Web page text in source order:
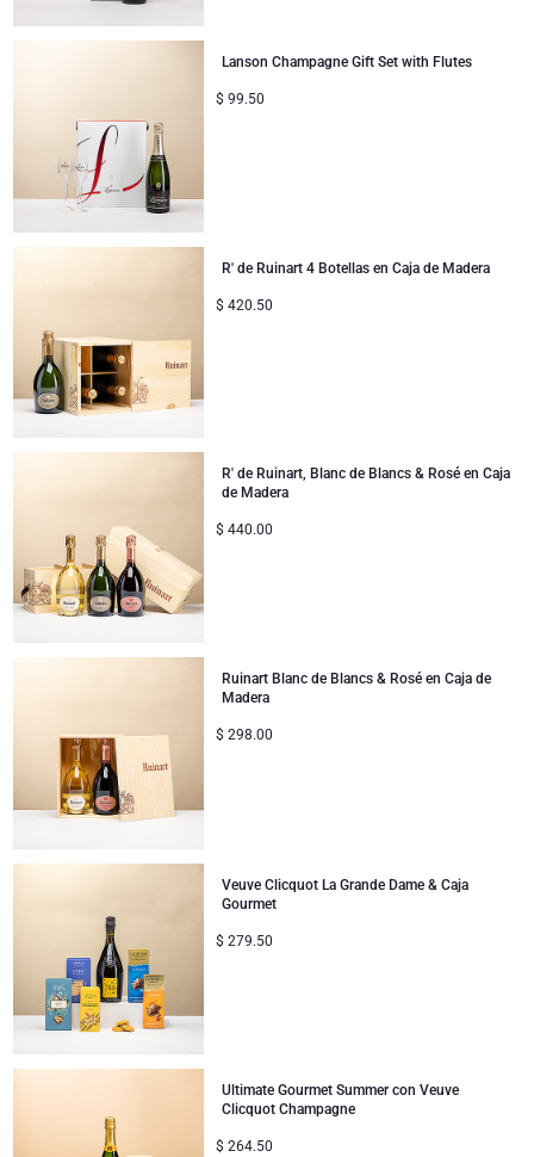
Lanson Champagne Gift Set with Flutes
$ 99.50
R' de Ruinart 4 Botellas en Caja de Madera
$ 420.50
R' de Ruinart, Blanc de Blancs & Rosé en Caja
de Madera
$ 440.00
Ruinart Blanc de Blancs & Rosé en Caja de
Madera
$ 298.00
Veuve Clicquot La Grande Dame & Caja
Gourmet
$ 279.50
Ultimate Gourmet Summer con Veuve
Clicquot Champagne
$ 264.50